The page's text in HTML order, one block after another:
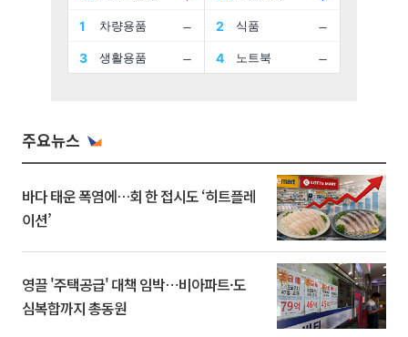
주요뉴스
바다 태운 폭염에…회 한 접시도 ‘히트플레
이션’
영끌 '주택공급' 대책 임박⋯비아파트·도
심복합까지 총동원